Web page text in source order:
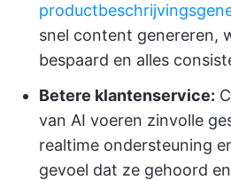
snel content genereren,
bespaard en alles
Betere klantenservice:
van AI voeren zinvolle
realtime ondersteuning
gevoel dat ze gehoord